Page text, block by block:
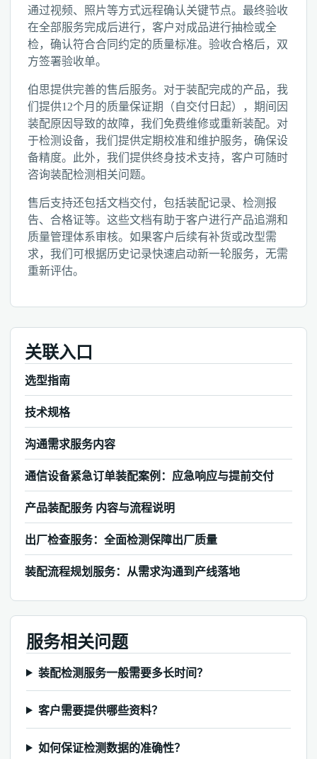
通过视频、照片等方式远程确认关键节点。最终验收
在全部服务完成后进行，客户对成品进行抽检或全
检，确认符合合同约定的质量标准。验收合格后，双
方签署验收单。
伯思提供完善的售后服务。对于装配完成的产品，我
们提供12个月的质量保证期（自交付日起），期间因
装配原因导致的故障，我们免费维修或重新装配。对
于检测设备，我们提供定期校准和维护服务，确保设
备精度。此外，我们提供终身技术支持，客户可随时
咨询装配检测相关问题。
售后支持还包括文档交付，包括装配记录、检测报
告、合格证等。这些文档有助于客户进行产品追溯和
质量管理体系审核。如果客户后续有补货或改型需
求，我们可根据历史记录快速启动新一轮服务，无需
重新评估。
关联入口
选型指南
技术规格
沟通需求服务内容
通信设备紧急订单装配案例：应急响应与提前交付
产品装配服务 内容与流程说明
出厂检查服务：全面检测保障出厂质量
装配流程规划服务：从需求沟通到产线落地
服务相关问题
装配检测服务一般需要多长时间？
客户需要提供哪些资料？
如何保证检测数据的准确性？